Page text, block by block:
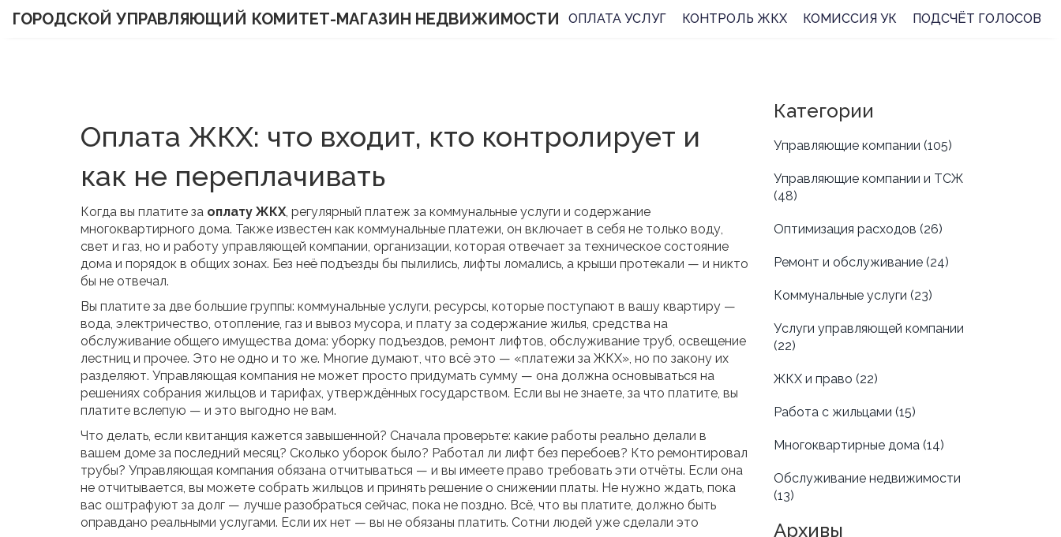
ГОРОДСКОЙ УПРАВЛЯЮЩИЙ КОМИТЕТ-МАГАЗИН НЕДВИЖИМОСТИ ОПЛАТА УСЛУГ КОНТРОЛЬ ЖКХ КОМИССИЯ УК ПОДСЧЁТ ГОЛОСОВ
Оплата ЖКХ: что входит, кто контролирует и
как не переплачивать
Когда вы платите за оплату ЖКХ, регулярный платеж за коммунальные услуги и содержание
многоквартирного дома. Также известен как коммунальные платежи, он включает в себя не только воду,
свет и газ, но и работу управляющей компании, организации, которая отвечает за техническое состояние
дома и порядок в общих зонах. Без неё подъезды бы пылились, лифты ломались, а крыши протекали — и никто
бы не отвечал.
Вы платите за две большие группы: коммунальные услуги, ресурсы, которые поступают в вашу квартиру —
вода, электричество, отопление, газ и вывоз мусора, и плату за содержание жилья, средства на
обслуживание общего имущества дома: уборку подъездов, ремонт лифтов, обслуживание труб, освещение
лестниц и прочее. Это не одно и то же. Многие думают, что всё это — «платежи за ЖКХ», но по закону их
разделяют. Управляющая компания не может просто придумать сумму — она должна основываться на
решениях собрания жильцов и тарифах, утверждённых государством. Если вы не знаете, за что платите, вы
платите вслепую — и это выгодно не вам.
Что делать, если квитанция кажется завышенной? Сначала проверьте: какие работы реально делали в
вашем доме за последний месяц? Сколько уборок было? Работал ли лифт без перебоев? Кто ремонтировал
трубы? Управляющая компания обязана отчитываться — и вы имеете право требовать эти отчёты. Если она
не отчитывается, вы можете собрать жильцов и принять решение о снижении платы. Не нужно ждать, пока
вас оштрафуют за долг — лучше разобраться сейчас, пока не поздно. Всё, что вы платите, должно быть
оправдано реальными услугами. Если их нет — вы не обязаны платить. Сотни людей уже сделали это
Категории
Управляющие компании (105)
Управляющие компании и ТСЖ
(48)
Оптимизация расходов (26)
Ремонт и обслуживание (24)
Коммунальные услуги (23)
Услуги управляющей компании
(22)
ЖКХ и право (22)
Работа с жильцами (15)
Многоквартирные дома (14)
Обслуживание недвижимости
(13)
Архивы